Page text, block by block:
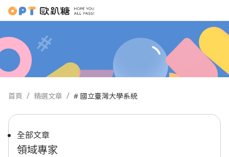
首頁 精選文章 # 國立臺灣大學系統
全部文章
領域專家